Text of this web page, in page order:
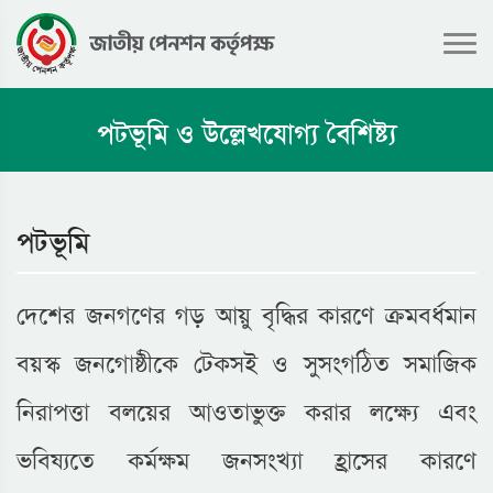
পটভূমি ও উল্লেখযোগ্য বৈশিষ্ট্য
পটভূমি
দেশের জনগণের গড় আয়ু বৃদ্ধির কারণে ক্রমবর্ধমান
বয়স্ক জনগোষ্ঠীকে টেকসই ও সুসংগঠিত সমাজিক
নিরাপত্তা বলয়ের আওতাভুক্ত করার লক্ষ্যে এবং
ভবিষ্যতে কর্মক্ষম জনসংখ্যা হ্রাসের কারণে